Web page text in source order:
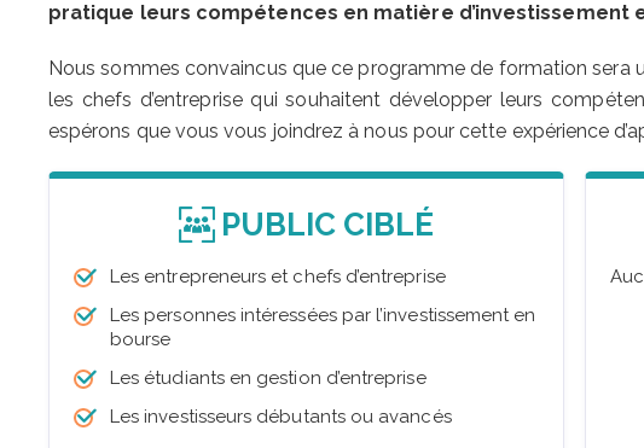
pratique leurs compétences en matière d’investissement
Nous sommes convaincus que ce programme de formation sera
les chefs d’entreprise qui souhaitent développer leurs
espérons que vous vous joindrez à nous pour cette expérience
PUBLIC CIBLÉ
Les entrepreneurs et chefs d’entreprise
Les personnes intéressées par l’investissement en
bourse
Les étudiants en gestion d’entreprise
Les investisseurs débutants ou avancés